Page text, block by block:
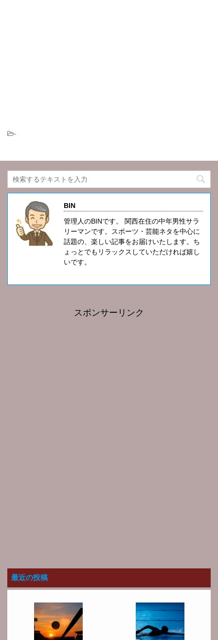
-
BIN
管理人のBINです。 関西在住の中年男性サラ
リーマンです。スポーツ・芸能ネタを中心に
話題の、楽しい記事をお届けいたします。ち
ょっとでもリラックスしていただければ嬉し
いです。
スポンサーリンク
最近の投稿